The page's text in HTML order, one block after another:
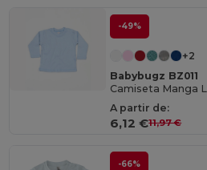
-49%
+2
Babybugz BZ011
A partir de:
6,12 €11,97 €
-66%